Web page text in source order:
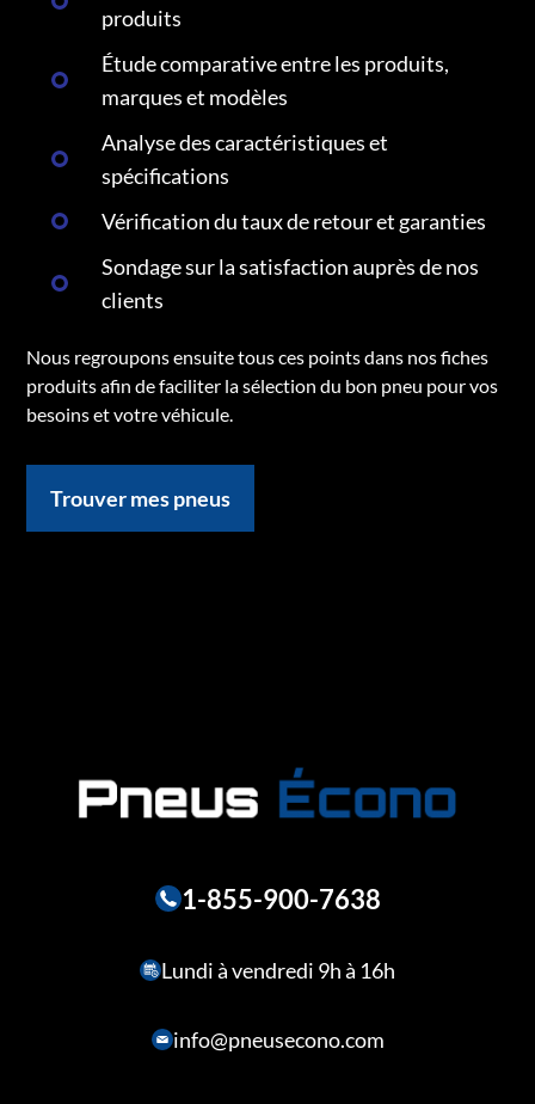
produits
Étude comparative entre les produits,
marques et modèles
Analyse des caractéristiques et
spécifications
Vérification du taux de retour et garanties
Sondage sur la satisfaction auprès de nos
clients
Nous regroupons ensuite tous ces points dans nos fiches
produits afin de faciliter la sélection du bon pneu pour vos
besoins et votre véhicule.
Trouver mes pneus
1-855-900-7638
Lundi à vendredi 9h à 16h
info@pneusecono.com